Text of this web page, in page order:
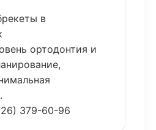
в
ортодонтия и
379-60-96